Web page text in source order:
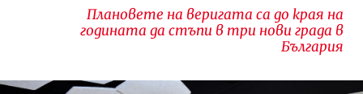
Плановете на веригата са до края на
годината да стъпи в три нови града в
България